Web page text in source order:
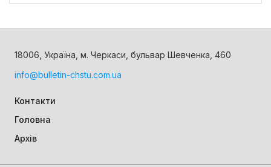
18006, Україна, м. Черкаси, бульвар Шевченка, 460
info@bulletin-chstu.com.ua
Контакти
Головна
Архів